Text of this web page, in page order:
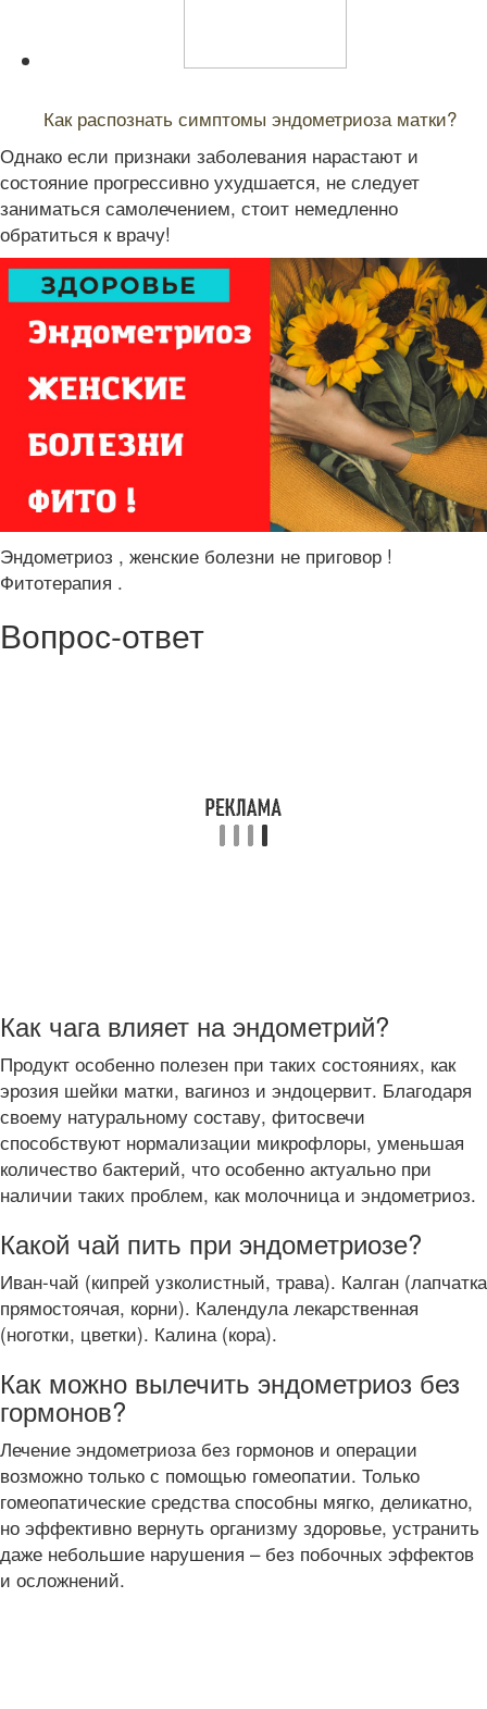
Как распознать симптомы эндометриоза матки?
Однако если признаки заболевания нарастают и
состояние прогрессивно ухудшается, не следует
заниматься самолечением, стоит немедленно
обратиться к врачу!
Эндометриоз , женские болезни не приговор !
Фитотерапия .
Вопрос-ответ
Как чага влияет на эндометрий?
Продукт особенно полезен при таких состояниях, как
эрозия шейки матки, вагиноз и эндоцервит. Благодаря
своему натуральному составу, фитосвечи
способствуют нормализации микрофлоры, уменьшая
количество бактерий, что особенно актуально при
наличии таких проблем, как молочница и эндометриоз.
Какой чай пить при эндометриозе?
Иван-чай (кипрей узколистный, трава). Калган (лапчатка
прямостоячая, корни). Календула лекарственная
(ноготки, цветки). Калина (кора).
Как можно вылечить эндометриоз без
гормонов?
Лечение эндометриоза без гормонов и операции
возможно только с помощью гомеопатии. Только
гомеопатические средства способны мягко, деликатно,
но эффективно вернуть организму здоровье, устранить
даже небольшие нарушения – без побочных эффектов
и осложнений.